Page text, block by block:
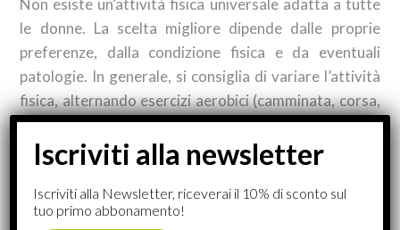
Non esiste un’attività fisica universale adatta a tutte
le donne. La scelta migliore dipende dalle proprie
preferenze, dalla condizione fisica e da eventuali
patologie. In generale, si consiglia di variare l’attività
fisica, alternando esercizi aerobici (camminata, corsa,
nuoto), di forza (allenamento con i pesi, esercizi a
corpo libero) e di flessibilità (yoga, pilates).
Prima di iniziare qualsiasi nuovo programma di
Iscriviti alla Newsletter, riceverai il 10% di sconto sul
tuo primo abbonamento!